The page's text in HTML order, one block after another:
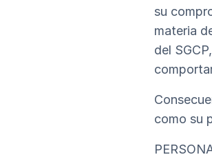
su
materia
del
como su